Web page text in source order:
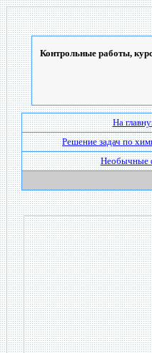
Контрольные работы,
На
Решение задач по
Необычные